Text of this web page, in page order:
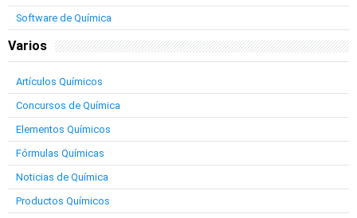
Software de Química
Varios
Artículos Químicos
Concursos de Química
Elementos Químicos
Fórmulas Químicas
Noticias de Química
Productos Químicos